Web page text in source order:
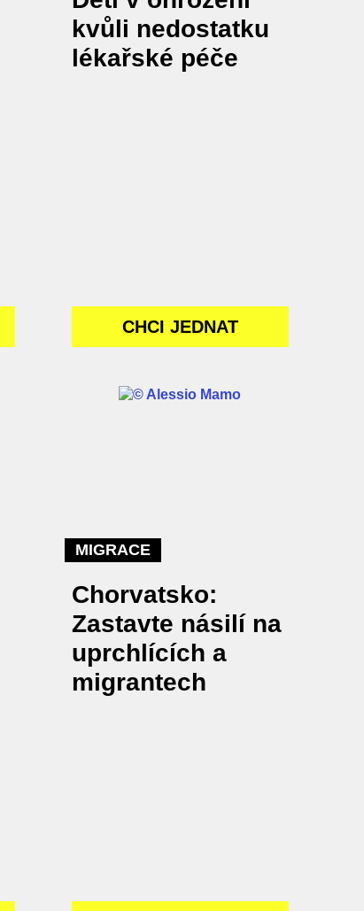
kvůli nedostatku
lékařské péče
CHCI JEDNAT
MIGRACE
Chorvatsko:
Zastavte násilí na
uprchlících a
migrantech